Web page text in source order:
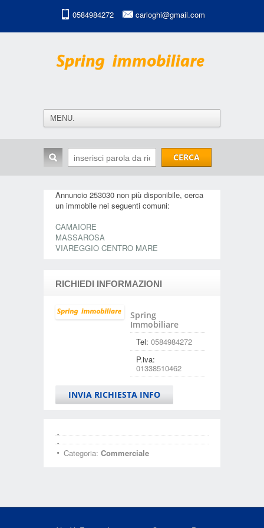
0584984272 carloghi@gmail.com
Annuncio 253030 non più disponibile, cerca
un immobile nei seguenti comuni:
CAMAIORE
MASSAROSA
VIAREGGIO CENTRO MARE
RICHIEDI INFORMAZIONI
Spring
Immobiliare
Tel: 0584984272
P.iva:
01338510462
INVIA RICHIESTA INFO
Categoria: Commerciale